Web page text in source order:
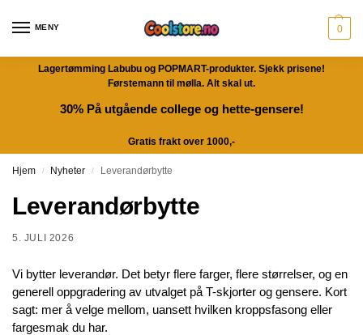
MENY 0
Lagertømming Labubu og POPMART-produkter. Sjekk prisene!
Førstemann til mølla. Alt skal ut.
30% På utgående college og hette-gensere!
Gratis frakt over 1000,-
Hjem / Nyheter / Leverandørbytte
Leverandørbytte
5. JULI 2026
Vi bytter leverandør. Det betyr flere farger, flere størrelser, og en
generell oppgradering av utvalget på T-skjorter og gensere. Kort
sagt: mer å velge mellom, uansett hvilken kroppsfasong eller
fargesmak du har.